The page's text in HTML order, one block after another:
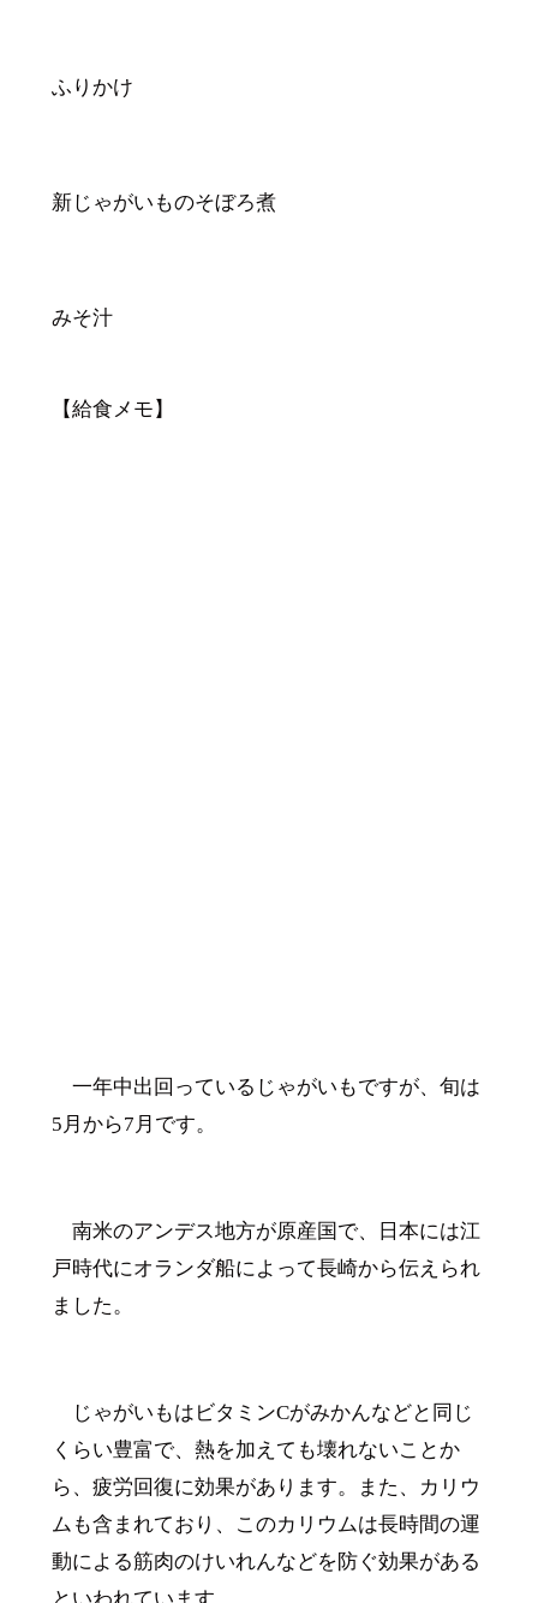
ふりかけ
新じゃがいものそぼろ煮
みそ汁
【給食メモ】
一年中出回っているじゃがいもですが、旬は
5 月から7 月です。
南米のアンデス地方が原産国で、日本には江
戸時代にオランダ船によって長崎から伝えられ
ました。
じゃがいもはビタミンCがみかんなどと同じ
くらい豊富で、熱を加えても壊れないことか
ら、疲労回復に効果があります。また、カリウ
ムも含まれており、このカリウムは長時間の運
動による筋肉のけいれんなどを防ぐ効果がある